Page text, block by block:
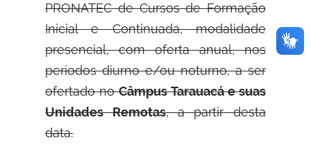
PRONATEC de Cursos de Formação
Inicial e Continuada, modalidade
presencial, com oferta anual, nos
períodos diurno e/ou noturno, a ser
ofertado noCâmpus Tarauacá e suas
Unidades Remotas, a partir desta
data.